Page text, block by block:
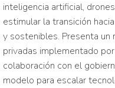
inteligencia artificial,
estimular la transición
y sostenibles. Presenta
privadas implementado
colaboración con el
modelo para escalar